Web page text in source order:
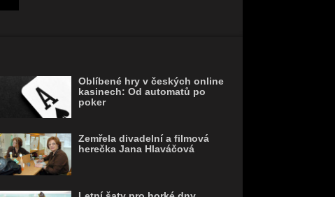
Oblíbené hry v českých online
kasinech: Od automatů po
poker
Zemřela divadelní a filmová
herečka Jana Hlaváčová